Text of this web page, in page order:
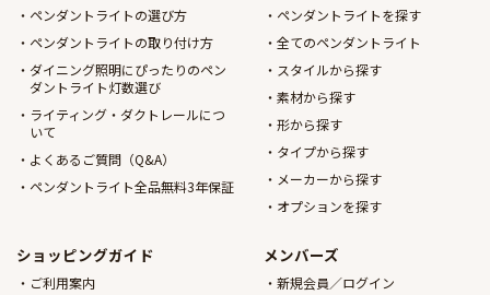
ペンダントライトの選び方
ペンダントライトの取り付け方
ダイニング照明にぴったりのペン
ダントライト灯数選び
ライティング・ダクトレールにつ
いて
よくあるご質問（Q&A）
ペンダントライト全品無料3年保証
ペンダントライトを探す
全てのペンダントライト
スタイルから探す
素材から探す
形から探す
タイプから探す
メーカーから探す
オプションを探す
ショッピングガイド
ご利用案内
メンバーズ
新規会員／ログイン